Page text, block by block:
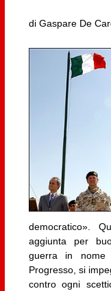
di Gaspare De
democratico».
aggiunta per
guerra in nome
Progresso, si
contro ogni